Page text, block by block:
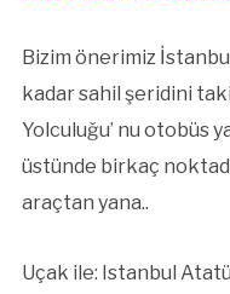
Bizim önerimiz
kadar sahil şeridini
Yolculuğu’ nu otobüs
üstünde birkaç
araçtan yana..
Uçak ile: Istanbul